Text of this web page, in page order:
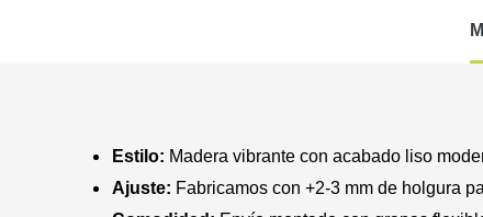
Estilo: Madera vibrante con acabado liso
Ajuste: Fabricamos con +2-3 mm de holgura